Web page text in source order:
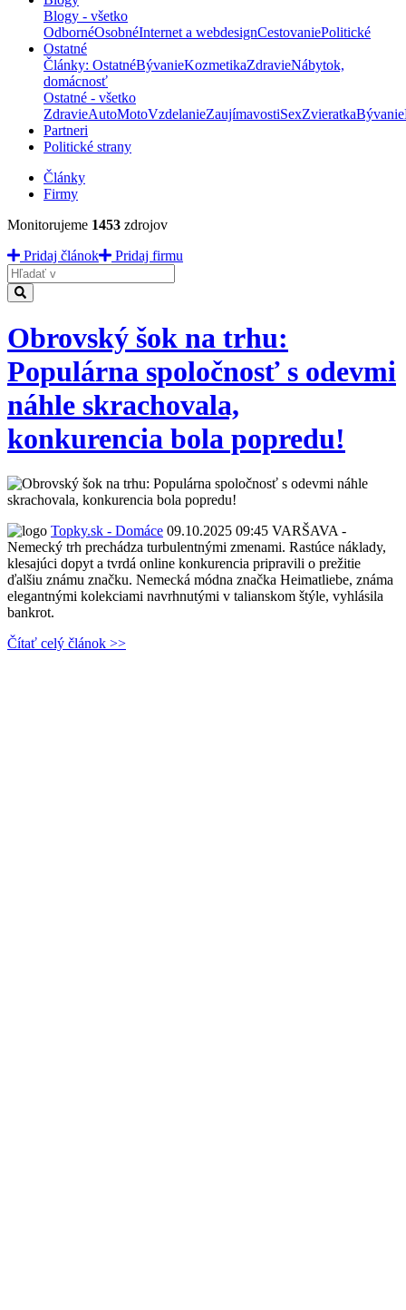
Blogy - všetko
OdbornéOsobnéInternet a webdesignCestovaniePolitické
Ostatné
Články: OstatnéBývanieKozmetikaZdravieNábytok,
domácnosť
Ostatné - všetko
ZdravieAutoMotoVzdelanieZaujímavostiSexZvieratkaBývanie
Partneri
Politické strany
Články
Firmy
Monitorujeme 1453 zdrojov
Pridaj článok
Pridaj firmu
Hladať
Obrovský šok na trhu:
Populárna spoločnosť s odevmi
náhle skrachovala,
konkurencia bola popredu!
Topky.sk - Domáce 09.10.2025 09:45 VARŠAVA -
Nemecký trh prechádza turbulentnými zmenami. Rastúce náklady,
klesajúci dopyt a tvrdá online konkurencia pripravili o prežitie
ďalšiu známu značku. Nemecká módna značka Heimatliebe, známa
elegantnými kolekciami navrhnutými v talianskom štýle, vyhlásila
bankrot.
Čítať celý článok >>